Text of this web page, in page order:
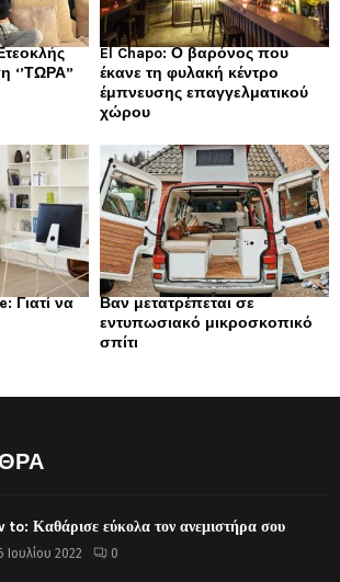
‘’ΤΩΡΑ”
El Chapo: Ο βαρόνος που
έκανε τη φυλακή κέντρο
έμπνευσης επαγγελματικού
χώρου
Γιατί να
Βαν μετατρέπεται σε
εντυπωσιακό μικροσκοπικό
σπίτι
to: Καθάρισε εύκολα τον ανεμιστήρα σου
Ιουλίου 2022 0